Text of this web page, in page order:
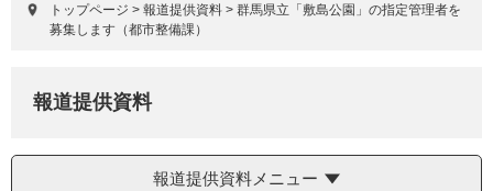
象
トップページ > 報道提供資料 > 群馬県立「敷島公園」の指定管理者を
募集します（都市整備課）
報道提供資料
報道提供資料メニュー